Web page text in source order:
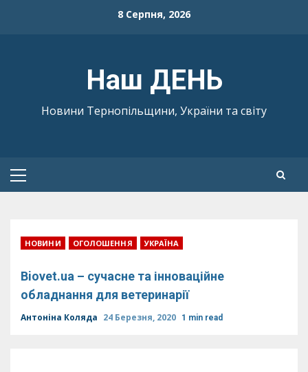
8 Серпня, 2026
Наш ДЕНЬ
Новини Тернопільщини, України та світу
Primary
НОВИНИ ОГОЛОШЕННЯ УКРАЇНА
Biovet.ua – сучасне та інноваційне
обладнання для ветеринарії
Антоніна Коляда 24 Березня, 2020 1 min read